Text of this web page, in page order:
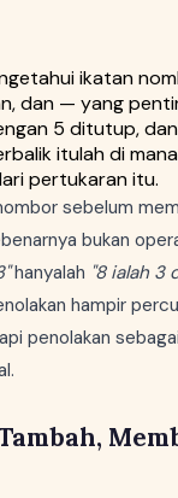
ikatan
dan — yang
5 ditutup,
itulah di
pertukaran itu.
sebelum
bukan
hanyalah "8 ialah 3
hampir
penolakan